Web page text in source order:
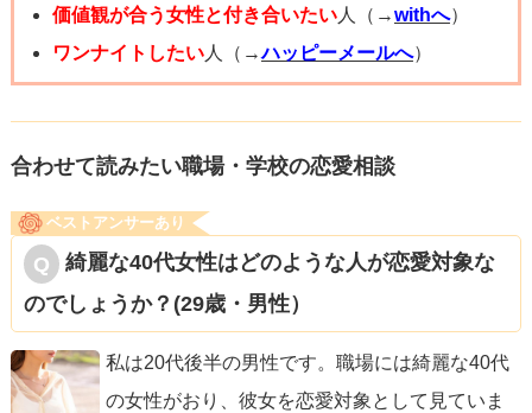
ることも増えると思いますので、その時が告白する時だと
思います。
あなたの恋がうまくいくことを願っています！
価値観が合う女性と付き合いたい人（→withへ）
ワンナイトしたい人（→ハッピーメールへ）
合わせて読みたい職場・学校の恋愛相談
ベストアンサーあり
綺麗な40代女性はどのような人が恋愛対象な
のでしょうか？(29歳・男性）
私は20代後半の男性です。職場には綺麗な40代
の女性がおり、彼女を恋愛対象として見ていま